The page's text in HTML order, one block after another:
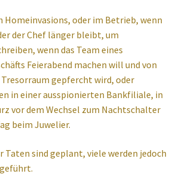
Homeinvasions, oder im Betrieb, wenn
der Chef länger bleibt, um
wenn das Team eines
Feierabend machen will und von
gepfercht wird, oder
in einer ausspionierten Bankfiliale, in
vor dem Wechsel zum Nachtschalter
beim Juwelier.
Taten sind geplant, viele werden jedoch